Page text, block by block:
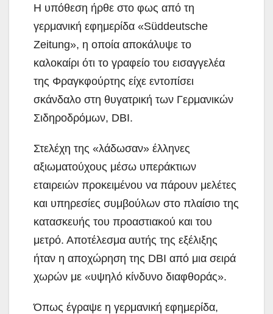
Η υπόθεση ήρθε στο φως από τη
γερμανική εφημερίδα «Süddeutsche
Zeitung», η οποία αποκάλυψε το
καλοκαίρι ότι το γραφείο του εισαγγελέα
της Φραγκφούρτης είχε εντοπίσει
σκάνδαλο στη θυγατρική των Γερμανικών
Σιδηροδρόμων, DBI.
Στελέχη της «λάδωσαν» έλληνες
αξιωματούχους μέσω υπεράκτιων
εταιρειών προκειμένου να πάρουν μελέτες
και υπηρεσίες συμβούλων στο πλαίσιο της
κατασκευής του προαστιακού και του
μετρό. Αποτέλεσμα αυτής της εξέλιξης
ήταν η αποχώρηση της DBI από μια σειρά
χωρών με «υψηλό κίνδυνο διαφθοράς».
Όπως έγραψε η γερμανική εφημερίδα,